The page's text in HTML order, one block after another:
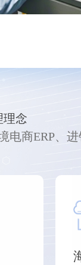
理念
电商ERP、